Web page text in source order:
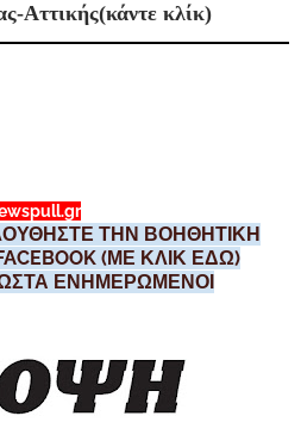
Αττικής(κάντε κλίκ)
ΤΗΝ ΒΟΗΘΗΤΙΚΗ
(ΜΕ ΚΛΙΚ ΕΔΩ)
ΕΝΗΜΕΡΩΜΕΝΟΙ